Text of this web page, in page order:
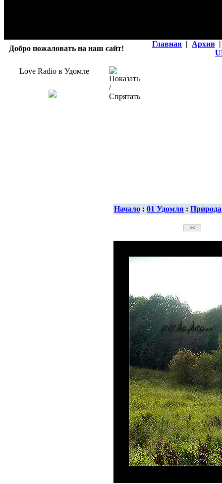
Добро пожаловать на наш сайт!
Главная | Архив |
Love Radio в Удомле
Начало : 01 Удомля : Природа